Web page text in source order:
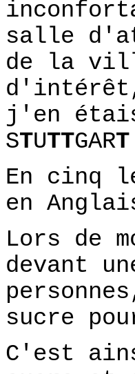
salle
de la
j'en
STUTTGART
En cinq
en
Lors de
devant
sucre
C'est